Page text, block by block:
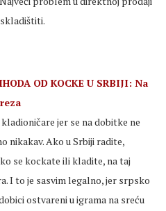
OD KOCKE U SRBIJI: Na
jer se na dobitke ne
nikakav. Ako u Srbiji radite,
se kockate ili kladite, na taj
I to je sasvim legalno, jer srpsko
ostvareni u igrama na sreću